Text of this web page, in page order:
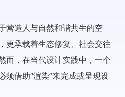
营造人与自然和谐共生的空
更承载着生态修复、社会交往
而，在当代设计实践中，一个
须借助“渲染”来完成或呈现设